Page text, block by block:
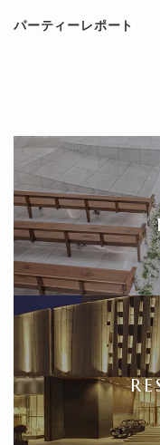
パーティーレポート